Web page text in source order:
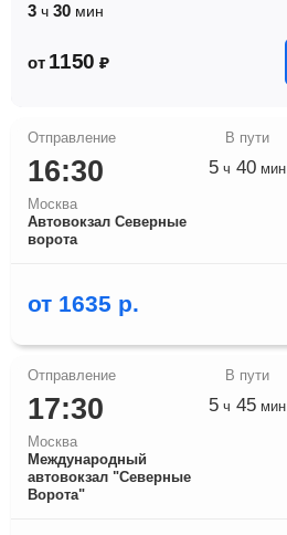
3 ч 30 мин
от 1150 ₽
16:30
Москва
Автовокзал Северные
ворота
5 ч 40 мин
от 1635 р.
17:30
Москва
Международный
автовокзал "Северные
Ворота"
5 ч 45 мин